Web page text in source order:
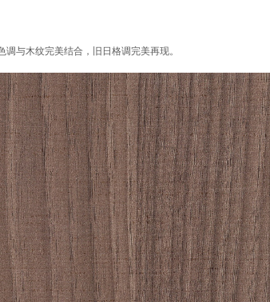
与木纹完美结合，旧日格调完美再现。